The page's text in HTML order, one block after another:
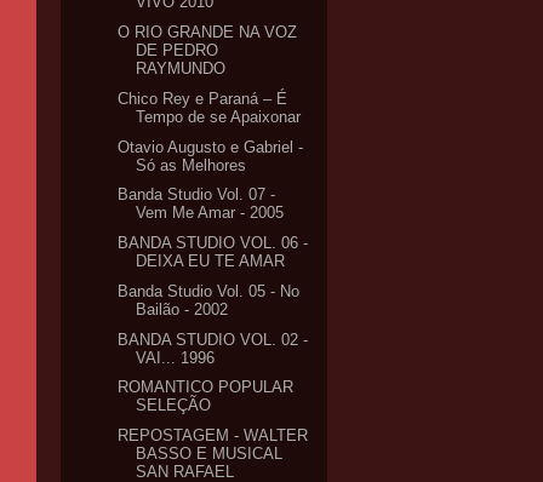
O RIO GRANDE NA VOZ
DE PEDRO
RAYMUNDO
Chico Rey e Paraná – É
Tempo de se Apaixonar
Otavio Augusto e Gabriel -
Só as Melhores
Banda Studio Vol. 07 -
Vem Me Amar - 2005
BANDA STUDIO VOL. 06 -
DEIXA EU TE AMAR
Banda Studio Vol. 05 - No
Bailão - 2002
BANDA STUDIO VOL. 02 -
VAI... 1996
ROMANTICO POPULAR
SELEÇÃO
REPOSTAGEM - WALTER
BASSO E MUSICAL
SAN RAFAEL